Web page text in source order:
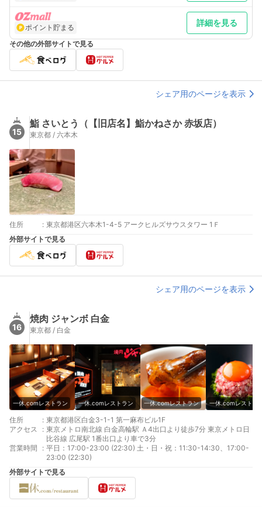
ポイント貯まる 詳細を見る
その他の外部サイトで見る
シェア用のページを表示
15
鮨 さいとう（【旧店名】鮨かねさか 赤坂店）
東京都 / 六本木
住所 : 東京都港区六本木1-4-5 アークヒルズサウスタワー 1Ｆ
外部サイトで見る
シェア用のページを表示
16
焼肉 ジャンボ 白金
東京都 / 白金
一休.comレストラン 一休.comレストラン 一休.comレストラン 一休.comレストラ
住所 : 東京都港区白金3-1-1 第一麻布ビル1F
アクセス
: 東京メトロ南北線 白金高輪駅 Ａ4出口より徒歩7分 東京メトロ日
比谷線 広尾駅 1番出口より車で3分
営業時間
: 平日：17:00-23:00 (22:30) 土・日・祝：11:30-14:30、17:00-
23:00 (22:30)
外部サイトで見る